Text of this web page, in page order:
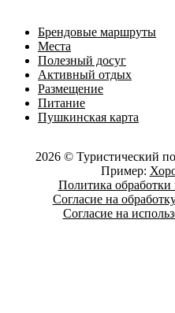
Брендовые маршруты
Места
Полезный досуг
Активный отдых
Размещение
Питание
Пушкинская карта
2026 © Туристический
Пример:
Политика
Согласие на
Согласие на